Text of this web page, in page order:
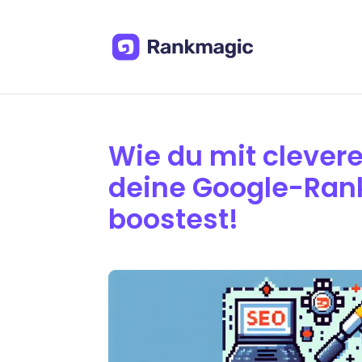
Wie du mit
deine Google-
boostest!